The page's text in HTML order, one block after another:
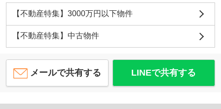
【不動産特集】3000万円以下物件
【不動産特集】中古物件
メールで共有する LINEで共有する